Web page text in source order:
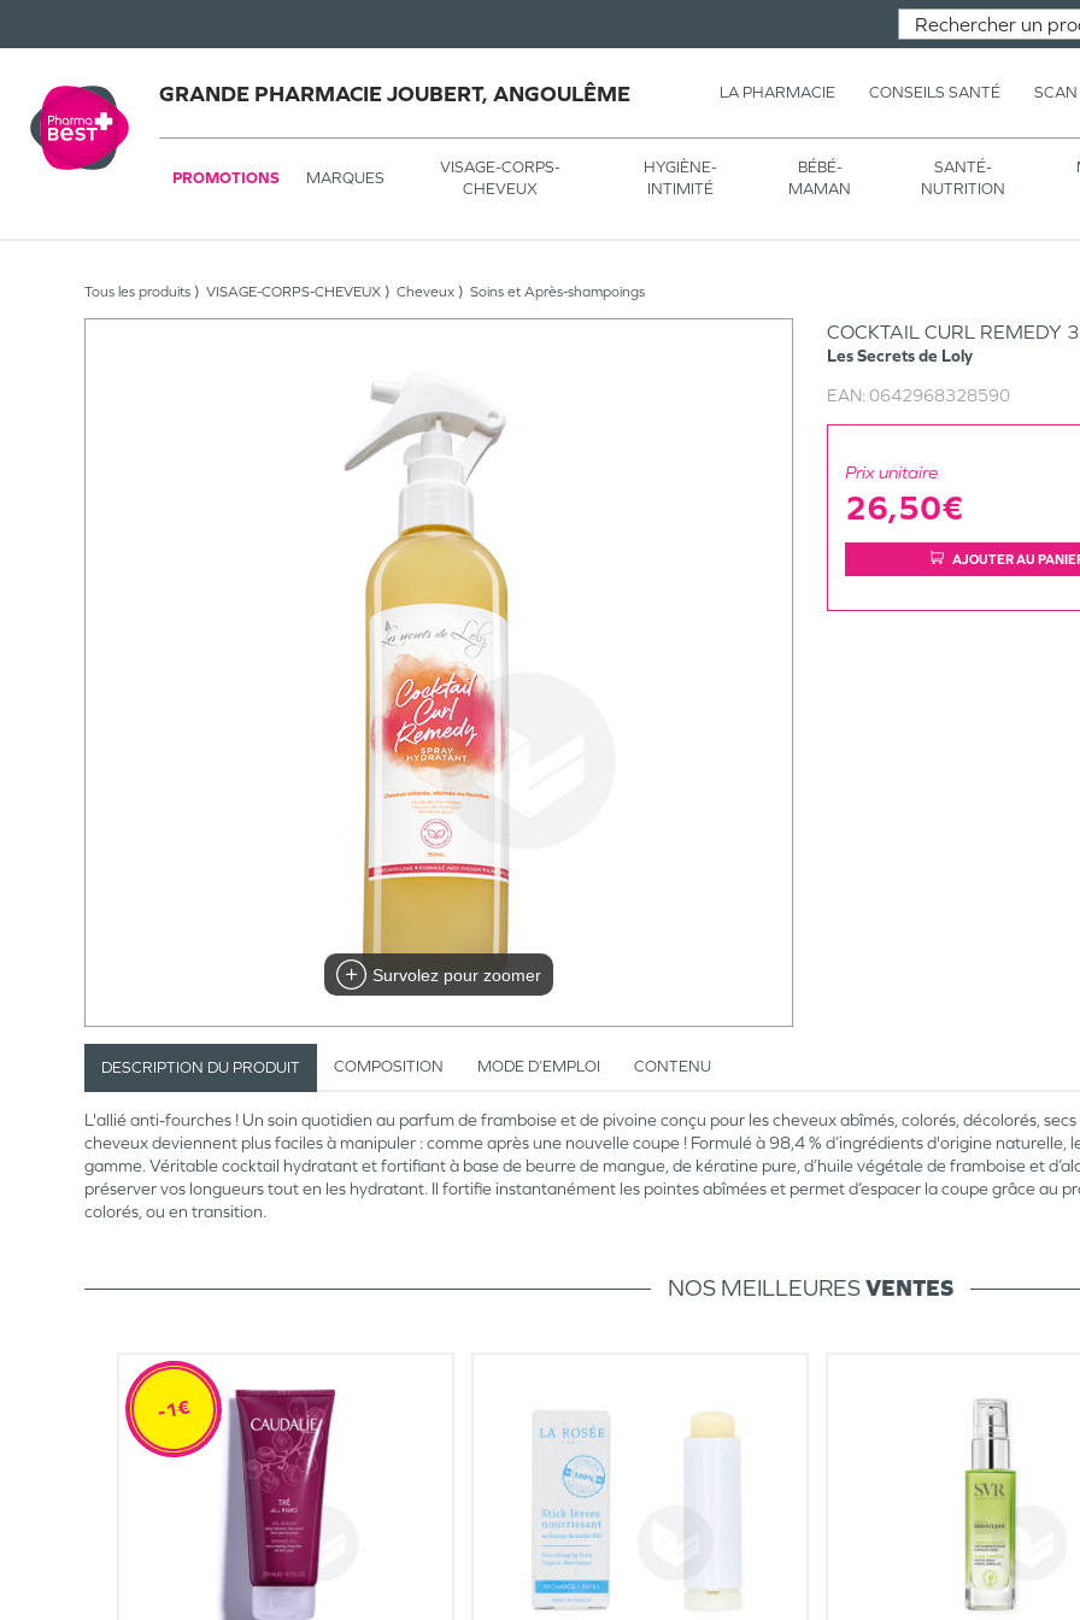
GRANDE PHARMACIE JOUBERT, ANGOULÊME LA PHARMACIE CONSEILS SANTÉ SCAN
PROMOTIONS MARQUES
VISAGE-CORPS-
CHEVEUX
HYGIÈNE-
INTIMITÉ
BÉBÉ-
MAMAN
SANTÉ-
NUTRITION
Tous les produits VISAGE-CORPS-CHEVEUX Cheveux Soins et Après-shampoings
Survolez pour zoomer
COCKTAIL CURL REMEDY
Les Secrets de Loly
EAN: 0642968328590
Prix unitaire
26,50€
AJOUTER AU
DESCRIPTION DU PRODUIT COMPOSITION MODE D’EMPLOI CONTENU
L'allié anti-fourches ! Un soin quotidien au parfum de framboise et de pivoine conçu pour les cheveux abîmés, colorés, décolorés,
cheveux deviennent plus faciles à manipuler : comme après une nouvelle coupe ! Formulé à 98,4 % d’ingrédients d'origine naturelle,
gamme. Véritable cocktail hydratant et fortifiant à base de beurre de mangue, de kératine pure, d’huile végétale de framboise et
préserver vos longueurs tout en les hydratant. Il fortifie instantanément les pointes abîmées et permet d’espacer la coupe grâce au
colorés, ou en transition.
NOS MEILLEURESVENTES
-1€